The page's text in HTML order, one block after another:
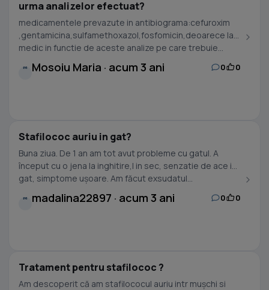
urma analizelor efectuat?
medicamentele prevazute in antibiograma:cefuroxim
,gentamicina,sulfamethoxazol,fosfomicin,deoarece la
medic in functie de aceste analize pe care trebuie...
M Mosoiu Maria · acum 3 ani 0 0
Stafilococ auriu in gat?
Buna ziua. De 1 an am tot avut probleme cu gatul. A
început cu o jena la inghitire,l in sec, senzatie de ace in
gat, simptome ușoare. Am făcut exsudatul...
M madalina22897 · acum 3 ani 0 0
Tratament pentru stafilococ ?
Am descoperit că am stafilococul auriu intr mușchi si